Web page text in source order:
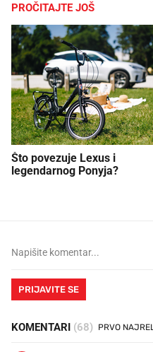
PROČITAJTE JOŠ
Što povezuje Lexus i
legendarnog Ponyja?
PRIJAVITE SE
KOMENTARI (68)